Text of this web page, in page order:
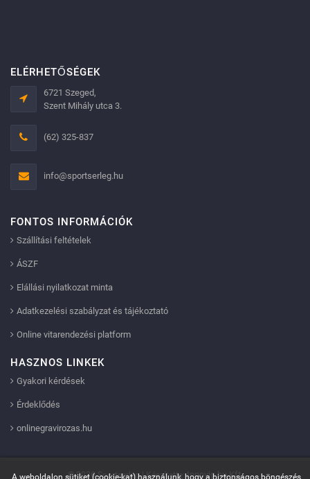
ELÉRHETŐSÉGEK
6721 Szeged,
Szent Mihály utca 3.
(62) 325-837
info@sportserleg.hu
FONTOS INFORMÁCIÓK
Szállítási feltételek
ÁSZF
Elállási nyilatkozat minta
Adatkezelési szabályzat és tájékoztató
Online vitarendezési platform
HASZNOS LINKEK
Gyakori kérdések
Érdeklődés
onlinegravirozas.hu
© 2026 Sportserleg | Készítette:Innovip.hu Kft.
A weboldalon sütiket (cookie-kat) használunk, hogy a biztonságos böngészés